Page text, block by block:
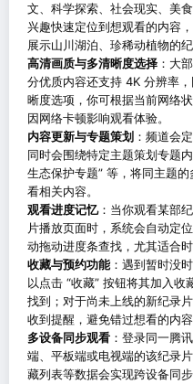
文、科学探索、社会现实、美
兴趣快速定位到想观看的内容
展示山川湖泊、珍稀动植物的纪
高清画质与多清晰度选择 ：大
分优质内容还支持 4K 分辨率
晰度选项，你可根据当前网络
因网络卡顿影响观看体验。
内容更新与专题策划 ：频道会
同时会围绕特定主题策划专题
生态保护专题” 等，将同主题
看相关内容。
观看进度记忆：当你观看某部
片播放页面时，系统会自动定
动拖动进度条查找，尤其适合
收藏与预约功能 ：遇到暂时没
以点击 “收藏” 按钮将其加入收
找到；对于尚未上线的新纪录
收到提醒，避免错过想看的内容
多设备同步观看 ：登录同一腾
端、平板端或电视端的该纪录
藏列表等数据会实现跨设备同